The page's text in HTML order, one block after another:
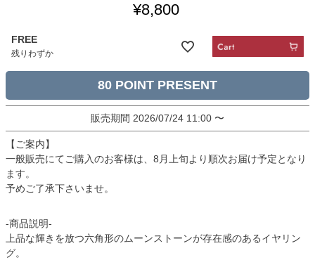
¥8,800
FREE
残りわずか
80
販売期間 2026/07/24 11:00 〜
【ご案内】
一般販売にてご購入のお客様は、8月上旬より順次お届け予定となり
ます。
予めご了承下さいませ。
-商品説明-
上品な輝きを放つ六角形のムーンストーンが存在感のあるイヤリン
グ。